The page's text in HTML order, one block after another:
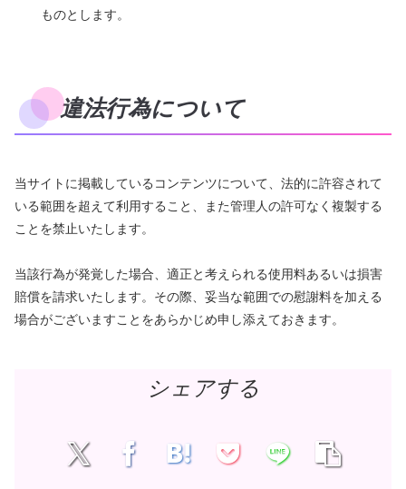
ものとします。
違法行為について
当サイトに掲載しているコンテンツについて、法的に許容されて
いる範囲を超えて利用すること、また管理人の許可なく複製する
ことを禁止いたします。
当該行為が発覚した場合、適正と考えられる使用料あるいは損害
賠償を請求いたします。その際、妥当な範囲での慰謝料を加える
場合がございますことをあらかじめ申し添えておきます。
シェアする